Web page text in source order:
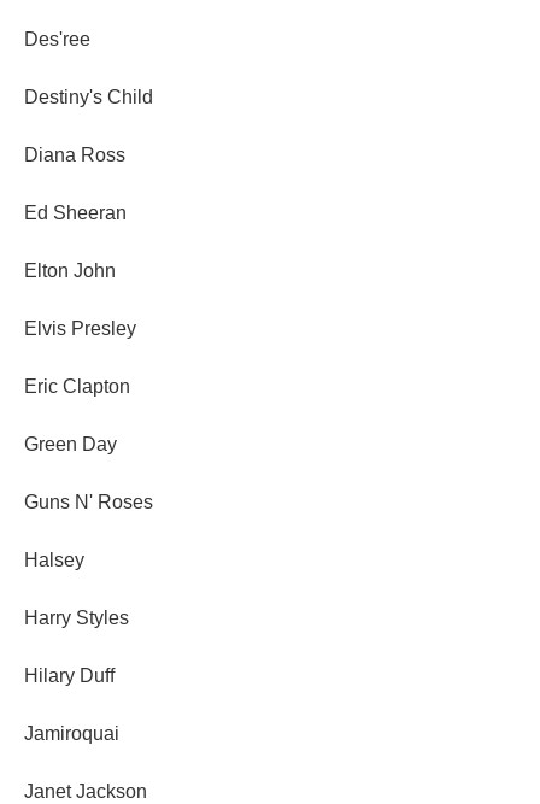
Des'ree
Destiny's Child
Diana Ross
Ed Sheeran
Elton John
Elvis Presley
Eric Clapton
Green Day
Guns N' Roses
Halsey
Harry Styles
Hilary Duff
Jamiroquai
Janet Jackson